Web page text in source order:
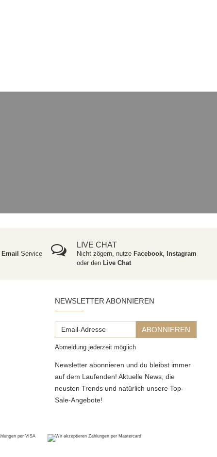
Email Service
LIVE CHAT
Nicht zögern, nutze Facebook,
Instagram
oder denLive Chat
NEWSLETTER ABONNIEREN
Email-
ABONNIEREN
Abmeldung jederzeit möglich
Newsletter abonnieren und du bleibst immer
auf dem Laufenden! Aktuelle News, die
neusten Trends und natürlich unsere Top-
Sale-Angebote!